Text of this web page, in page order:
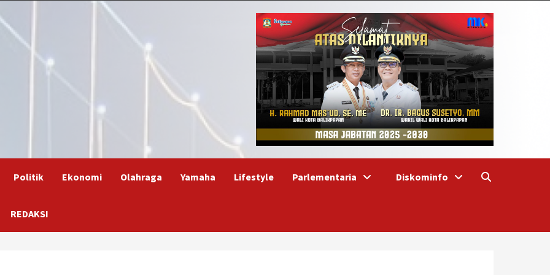
Politik Ekonomi Olahraga Yamaha Lifestyle Parlementaria Diskominfo
REDAKSI